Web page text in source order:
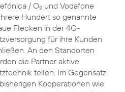
/ O2und Vodafone
Hundert so genannte
Flecken in der 4G-
für ihre Kunden
An den Standorten
die Partner aktive
teilen. Im Gegensatz
Kooperationen wie